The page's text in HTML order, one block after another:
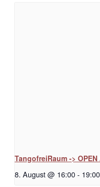
TangofreiRaum -> OPEN
8. August @ 16:00- 19:00